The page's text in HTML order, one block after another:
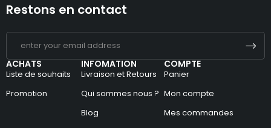
ACHATS
Liste de souhaits
Promotion
INFOMATION
Livraison et Retours
Qui sommes nous ?
Blog
COMPTE
Panier
Mon compte
Mes commandes
Restons en contact